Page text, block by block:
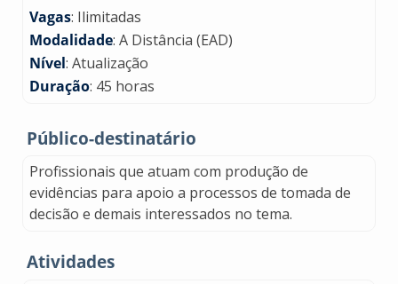
Vagas: Ilimitadas
Modalidade: A Distância (EAD)
Nível: Atualização
Duração: 45 horas
Público-destinatário
Profissionais que atuam com produção de
evidências para apoio a processos de tomada de
decisão e demais interessados no tema.
Atividades